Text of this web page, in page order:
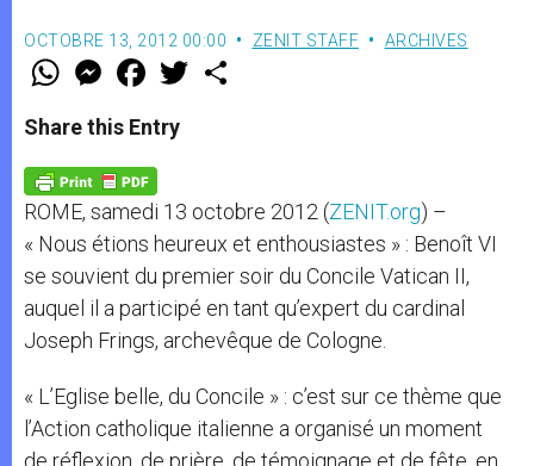
OCTOBRE 13, 2012 00:00 ZENIT STAFF ARCHIVES
W
t
s
p
p
M
e
s
e
g
e
r
F
a
e
b
o
k
w
Share this Entry
ROME, samedi 13 octobre 2012 (ZENIT.org) –
« Nous étions heureux et enthousiastes » : Benoît VI
se souvient du premier soir du Concile Vatican II,
auquel il a participé en tant qu’expert du cardinal
Joseph Frings, archevêque de Cologne.
« L’Eglise belle, du Concile » : c’est sur ce thème que
l’Action catholique italienne a organisé un moment
de réflexion, de prière, de témoignage et de fête, en